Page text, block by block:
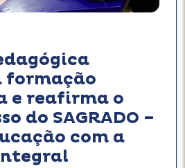
formação
e reafirma o
do SAGRADO –
com a